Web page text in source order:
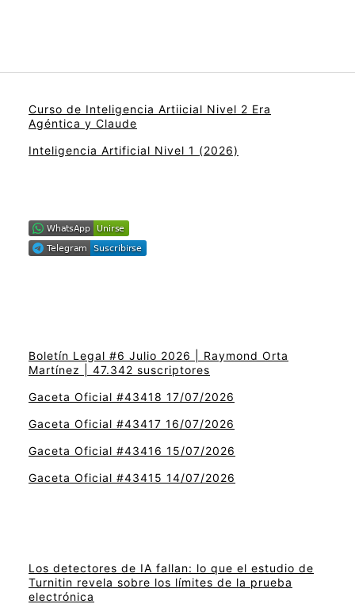
Curso de Inteligencia Artiicial Nivel 2 Era
Agéntica y Claude
Inteligencia Artificial Nivel 1 (2026)
Boletín Legal #6 Julio 2026 | Raymond Orta
Martínez | 47.342 suscriptores
Gaceta Oficial #43418 17/07/2026
Gaceta Oficial #43417 16/07/2026
Gaceta Oficial #43416 15/07/2026
Gaceta Oficial #43415 14/07/2026
Los detectores de IA fallan: lo que el estudio de
Turnitin revela sobre los límites de la prueba
electrónica